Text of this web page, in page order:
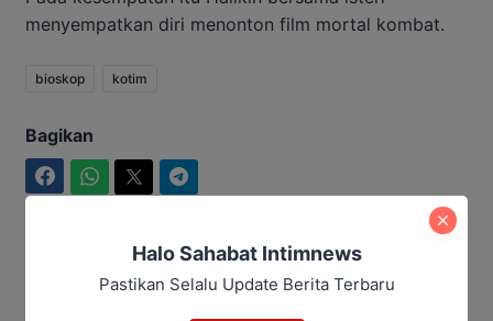
menyempatkan diri menonton film mortal kombat.
bioskop kotim
Bagikan
Halo Sahabat Intimnews
Pastikan Selalu Update Berita Terbaru